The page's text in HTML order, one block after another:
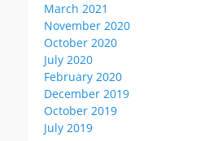
March 2021
November 2020
October 2020
July 2020
February 2020
December 2019
October 2019
July 2019